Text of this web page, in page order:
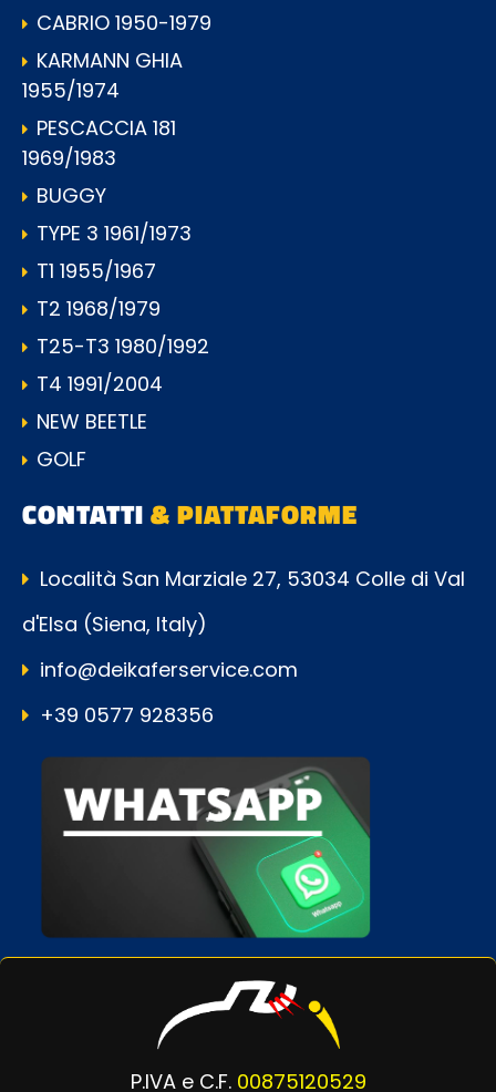
CABRIO 1950-1979
KARMANN GHIA
1955/1974
PESCACCIA 181
1969/1983
BUGGY
TYPE 3 1961/1973
T1 1955/1967
T2 1968/1979
T25-T3 1980/1992
T4 1991/2004
NEW BEETLE
GOLF
CONTATTI& PIATTAFORME
Località San Marziale 27, 53034 Colle di Val
d'Elsa (Siena, Italy)
info@deikaferservice.com
+39 0577 928356
P.IVA e C.F. 00875120529